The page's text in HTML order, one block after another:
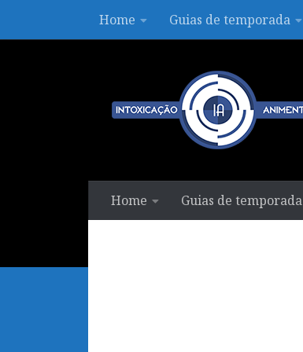
Skip to contentHome Guias de temporada
Home Guias de temporada